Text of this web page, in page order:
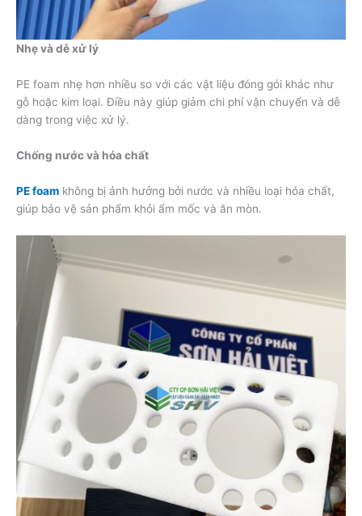
Nhẹ và dễ xử lý
PE foam nhẹ hơn nhiều so với các vật liệu đóng gói khác như
gỗ hoặc kim loại. Điều này giúp giảm chi phí vận chuyển và dễ
dàng trong việc xử lý.
Chống nước và hóa chất
PE foam không bị ảnh hưởng bởi nước và nhiều loại hóa chất,
giúp bảo vệ sản phẩm khỏi ẩm mốc và ăn mòn.